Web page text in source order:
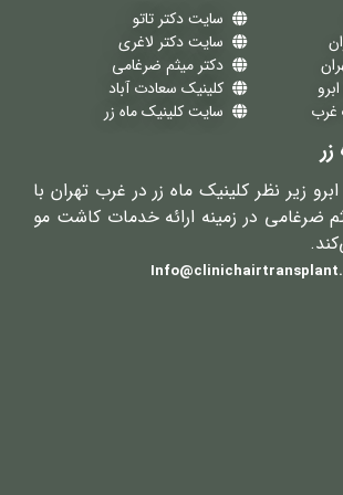
غرب
سایت دکتر تاتو
سایت دکتر لاغری
دکتر میثم ضرغامی
کلینیک سعادت آباد
سایت کلینیک ماه زر
زر
زیر نظر کلینیک ماه زر در غرب تهران با
ضرغامی در زمینه ارائه خدمات کاشت مو